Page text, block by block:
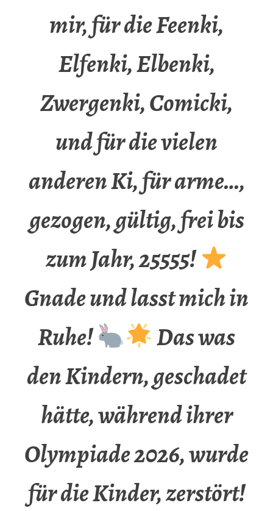
mir, für die Feenki,
Elfenki, Elbenki,
Zwergenki, Comicki,
und für die vielen
anderen Ki, für arme…,
gezogen, gültig, frei bis
zum Jahr, 25555!
Gnade und lasst mich in
Ruhe!
Das was
den Kindern, geschadet
hätte, während ihrer
Olympiade 2026, wurde
für die Kinder, zerstört!